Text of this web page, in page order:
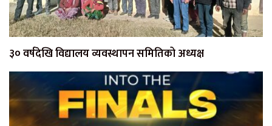
३० वर्षदेखि विद्यालय व्यवस्थापन समितिको अध्यक्ष